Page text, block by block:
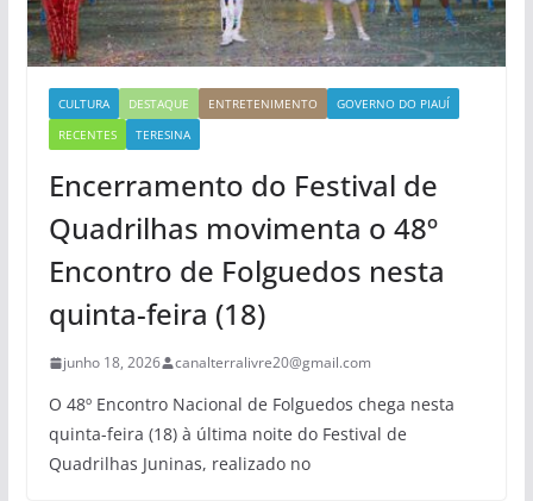
CULTURA DESTAQUE ENTRETENIMENTO
GOVERNO DO PIAUÍ
RECENTES
TERESINA
Encerramento do Festival de
Quadrilhas movimenta o 48º
Encontro de Folguedos nesta
quinta-feira (18)
junho 18, 2026 canalterralivre20@gmail.com
O 48º Encontro Nacional de Folguedos chega nesta
quinta-feira (18) à última noite do Festival de
Quadrilhas Juninas, realizado no